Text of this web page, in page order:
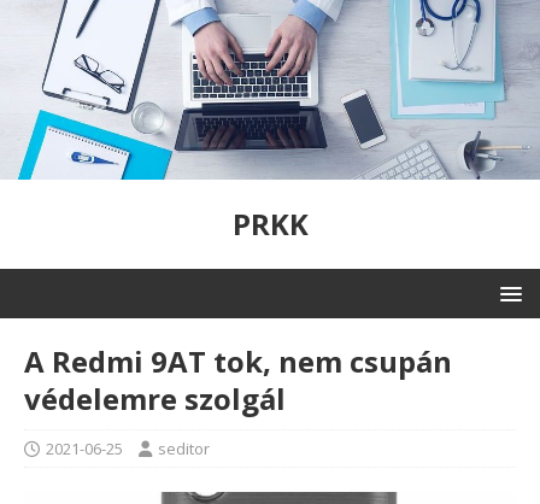
PRKK
A Redmi 9AT tok, nem csupán
védelemre szolgál
2021-06-25 seditor